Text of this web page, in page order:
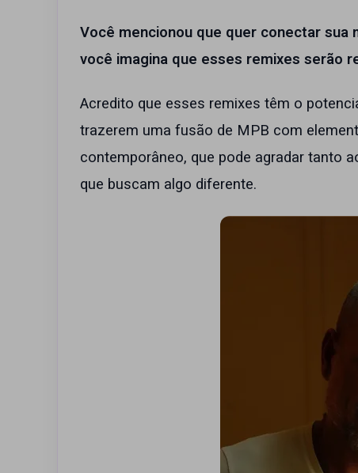
Você mencionou que quer conectar sua
você imagina que esses remixes serão
Acredito que esses remixes têm o
trazerem uma fusão de MPB com
contemporâneo, que pode agradar tanto
que buscam algo diferente.